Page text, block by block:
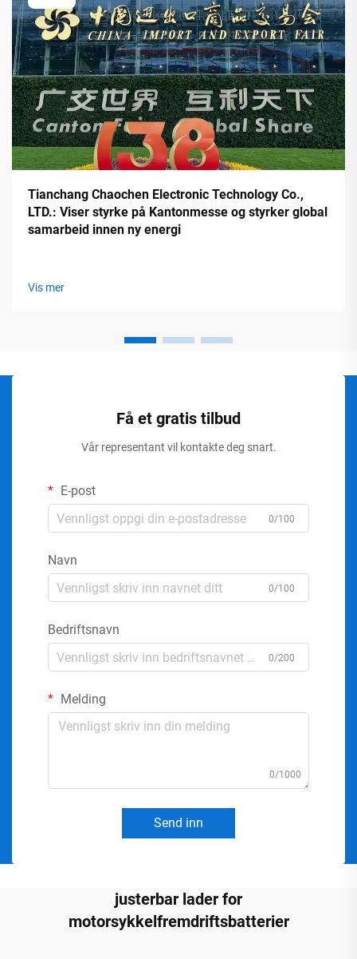
Tianchang Chaochen Electronic Technology Co.,
LTD.: Viser styrke på Kantonmesse og styrker global
samarbeid innen ny energi
Vis mer
Få et gratis tilbud
Vår representant vil kontakte deg snart.
E-post
0/100
Navn
0/100
Bedriftsnavn
0/200
Melding
0/1000
Send inn
justerbar lader for
motorsykkelfremdriftsbatterier